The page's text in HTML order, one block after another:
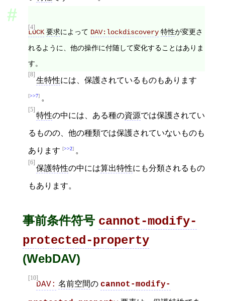
[4]
LOCK 要求によって DAV:lockdiscovery 特性が変更さ
れるように、他の操作に付随して変化することはありま
す。
[8]
生特性には、保護されているものもあります
>>7 。
[5]
特性の中には、ある種の資源では保護されてい
るものの、他の種類では保護されていないものも
あります >>2 。
[6]
保護特性の中には算出特性にも分類されるもの
もあります。
事前条件符号 cannot-modify-
protected-property
(WebDAV)
[10]
DAV: 名前空間の cannot-modify-